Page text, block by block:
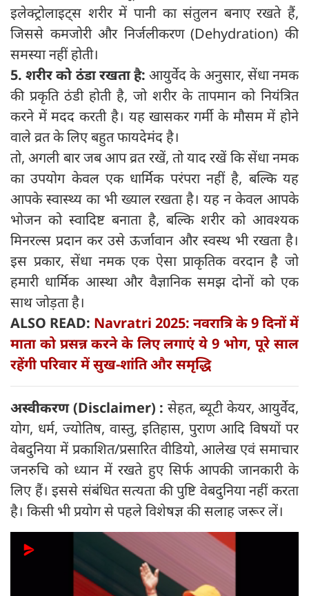
इलेक्ट्रोलाइट्स शरीर में पानी का संतुलन बनाए रखते हैं,
जिससे कमजोरी और निर्जलीकरण (Dehydration) की
समस्या नहीं होती।
5. शरीर को ठंडा रखता है: आयुर्वेद के अनुसार, सेंधा नमक
की प्रकृति ठंडी होती है, जो शरीर के तापमान को नियंत्रित
करने में मदद करती है। यह खासकर गर्मी के मौसम में होने
वाले व्रत के लिए बहुत फायदेमंद है।
तो, अगली बार जब आप व्रत रखें, तो याद रखें कि सेंधा नमक
का उपयोग केवल एक धार्मिक परंपरा नहीं है, बल्कि यह
आपके स्वास्थ्य का भी ख्याल रखता है। यह न केवल आपके
भोजन को स्वादिष्ट बनाता है, बल्कि शरीर को आवश्यक
मिनरल्स प्रदान कर उसे ऊर्जावान और स्वस्थ भी रखता है।
इस प्रकार, सेंधा नमक एक ऐसा प्राकृतिक वरदान है जो
हमारी धार्मिक आस्था और वैज्ञानिक समझ दोनों को एक
साथ जोड़ता है।
ALSO READ: Navratri 2025: नवरात्रि के 9 दिनों में
माता को प्रसन्न करने के लिए लगाएं ये 9 भोग, पूरे साल
रहेंगी परिवार में सुख-शांति और समृद्धि
अस्वीकरण (Disclaimer) : सेहत, ब्यूटी केयर, आयुर्वेद,
योग, धर्म, ज्योतिष, वास्तु, इतिहास, पुराण आदि विषयों पर
वेबदुनिया में प्रकाशित/प्रसारित वीडियो, आलेख एवं समाचार
जनरुचि को ध्यान में रखते हुए सिर्फ आपकी जानकारी के
लिए हैं। इससे संबंधित सत्यता की पुष्टि वेबदुनिया नहीं करता
है। किसी भी प्रयोग से पहले विशेषज्ञ की सलाह जरूर लें।